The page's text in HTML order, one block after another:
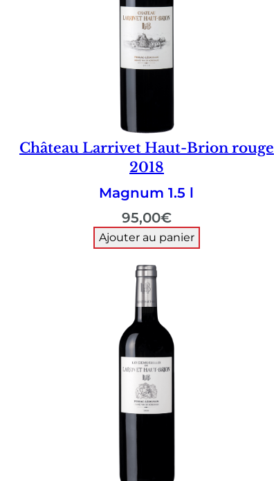
Château Larrivet Haut-Brion rouge
2018
Magnum 1.5 l
95,00€
Ajouter au panier